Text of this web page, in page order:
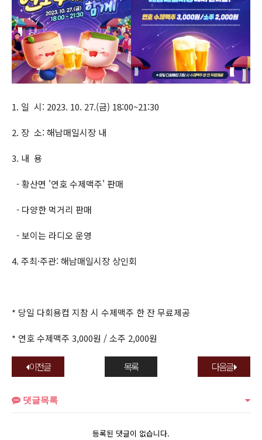
1. 일 시: 2023. 10. 27.(금) 18:00~21:30
2. 장 소: 해남매일시장 내
3. 내 용
- 황산면 '연호 수제맥주' 판매
- 다양한 먹거리 판매
- 보이는 라디오 운영
4. 주최·주관: 해남매일시장 상인회
* 당일 다회용컵 지참 시 수제맥주 한 잔 무료제공
* 연호 수제맥주 3,000원 / 소주 2,000원
이전글 다음글
목록
댓글목록
등록된 댓글이 없습니다.